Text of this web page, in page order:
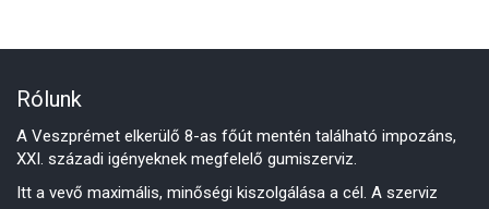
Rólunk
A Veszprémet elkerülő 8-as főút mentén található impozáns,
XXI. századi igényeknek megfelelő gumiszerviz.
Itt a vevő maximális, minőségi kiszolgálása a cél. A szerviz